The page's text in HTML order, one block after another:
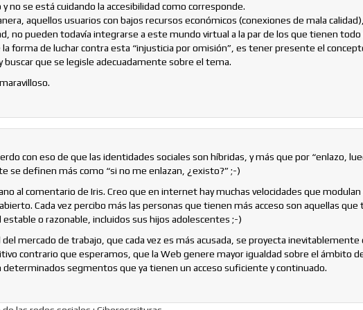
no se está cuidando la accesibilidad como corresponde.
aquellos usuarios con bajos recursos económicos (conexiones de mala
no pueden todavía integrarse a este mundo virtual a la par de los que tienen todo
la forma de luchar contra esta “injusticia por omisión”, es tener presente el
buscar que se legisle adecuadamente sobre el tema.
con eso de que las identidades sociales son híbridas, y más que por “enlazo,
se definen más como “si no me enlazan, ¿existo?” ;-)
al comentario de Iris. Creo que en internet hay muchas velocidades que
Cada vez percibo más las personas que tienen más acceso son aquellas que
estable o razonable, incluidos sus hijos adolescentes ;-)
del mercado de trabajo, que cada vez es más acusada, se proyecta inevitablemente
contrario que esperamos, que la Web genere mayor igualdad sobre el ámbito
determinados segmentos que ya tienen un acceso suficiente y continuado.